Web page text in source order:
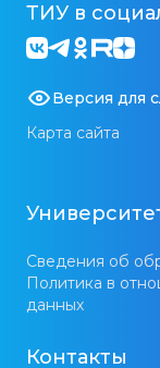
ТИУ в
Версия для
Карта сайта
Сведения об
Политика в
данных
Контакты